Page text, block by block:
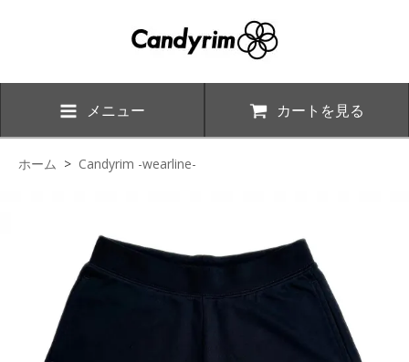
メニュー カートを見る
ホーム > Candyrim -wearline-